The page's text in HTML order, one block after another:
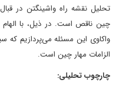
تحلیل نقشه راه واشینگتن در
چین ناقص است. در ذیل، با الهام
واکاوی این مسئله می‌پردازیم که
الزامات مهار چین است.
چارچوب تحلیلی: